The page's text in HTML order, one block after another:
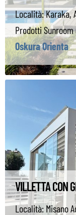
Località:Karaka,
Prodotti
Oskura Orienta
VILLETTA CON
Località: Misano